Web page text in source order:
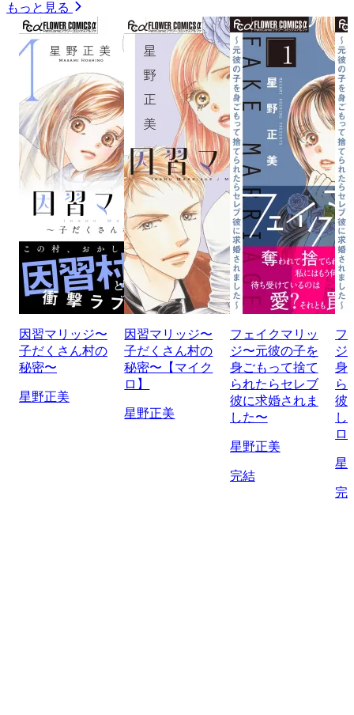
もっと見る
因習マリッジ〜
子だくさん村の
秘密〜
星野正美
因習マリッジ〜
子だくさん村の
秘密〜【マイク
ロ】
星野正美
フェイクマリッ
ジ〜元彼の子を
身ごもって捨て
られたらセレブ
彼に求婚されま
した〜
星野正美
完結
フ
ジ
身
ら
彼
し
ロ
星
完